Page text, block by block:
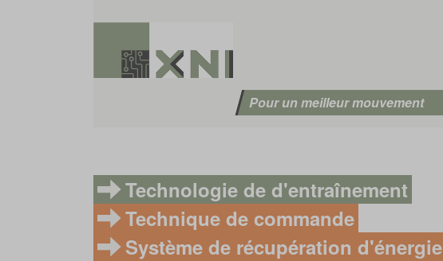
Pour un meilleur mouvement
Technologie de d'entraînement
Technique de commande
Système de récupération d'énergie